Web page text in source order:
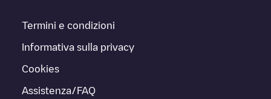
Termini e condizioni
Informativa sulla privacy
Cookies
Assistenza/FAQ